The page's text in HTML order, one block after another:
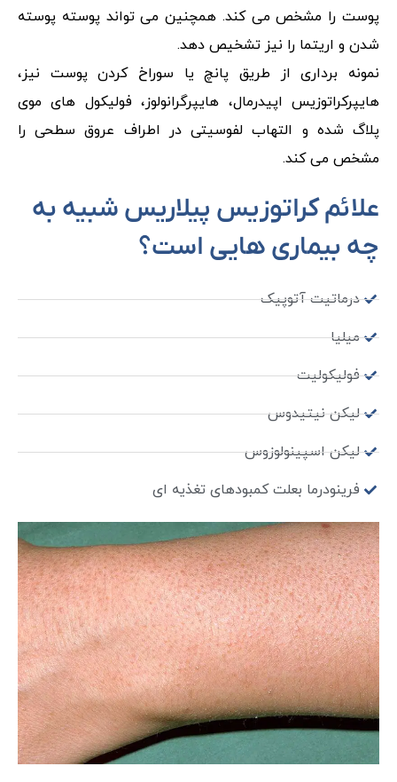
پوست را مشخص می کند. همچنین می تواند پوسته پوسته
شدن و اریتما را نیز تشخیص دهد.
نمونه برداری از طریق پانچ یا سوراخ کردن پوست نیز،
هایپرکراتوزیس اپیدرمال، هایپرگرانولوز، فولیکول های موی
پلاگ شده و التهاب لفوسیتی در اطراف عروق سطحی را
مشخص می کند.
علائم کراتوزیس پیلاریس شبیه به
چه بیماری هایی است؟
درماتیت آتوپیک
میلیا
فولیکولیت
لیکن نیتیدوس
لیکن اسپینولوزوس
فرینودرما بعلت کمبودهای تغذیه ای